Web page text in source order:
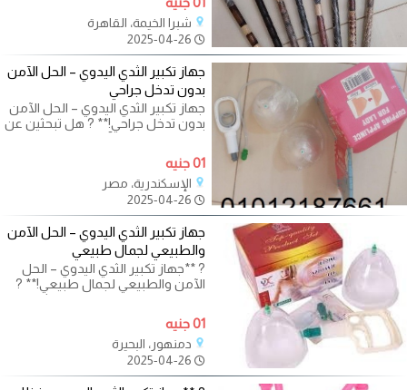
شبرا الخيمة، القاهرة
جهاز تكبير الثدي اليدوي – الحل الآمن
بدون تدخل جراحي
جهاز تكبير الثدي اليدوي – الحل الآمن
بدون تدخل جراحي!** ? هل تبحثين عن
01 جنيه
الإسكندرية، مصر
جهاز تكبير الثدي اليدوي – الحل الآمن
والطبيعي لجمال طبيعي
? **جهاز تكبير الثدي اليدوي – الحل
الآمن والطبيعي لجمال طبيعي!** ?
هل ترغبِ في تحسين مظهر ثدييك
01 جنيه
دمنهور، البحيرة